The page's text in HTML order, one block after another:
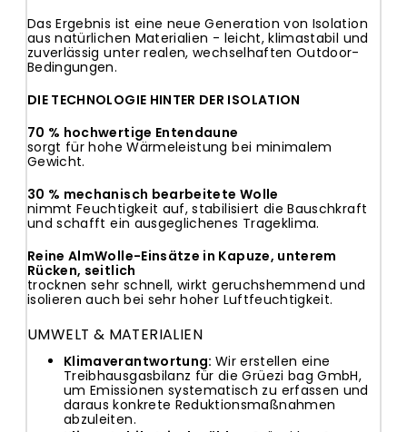
Das Ergebnis ist eine neue Generation von Isolation
aus natürlichen Materialien - leicht, klimastabil und
zuverlässig unter realen, wechselhaften Outdoor-
Bedingungen.
DIE TECHNOLOGIE HINTER DER ISOLATION
70 % hochwertige Entendaune
sorgt für hohe Wärmeleistung bei minimalem
Gewicht.
30 % mechanisch bearbeitete Wolle
nimmt Feuchtigkeit auf, stabilisiert die Bauschkraft
und schafft ein ausgeglichenes Trageklima.
Reine AlmWolle-Einsätze in Kapuze, unterem
Rücken, seitlich
trocknen sehr schnell, wirkt geruchshemmend und
isolieren auch bei sehr hoher Luftfeuchtigkeit.
UMWELT & MATERIALIEN
Klimaverantwortung: Wir erstellen eine
Treibhausgasbilanz für die Grüezi bag GmbH,
um Emissionen systematisch zu erfassen und
daraus konkrete Reduktionsmaßnahmen
abzuleiten.